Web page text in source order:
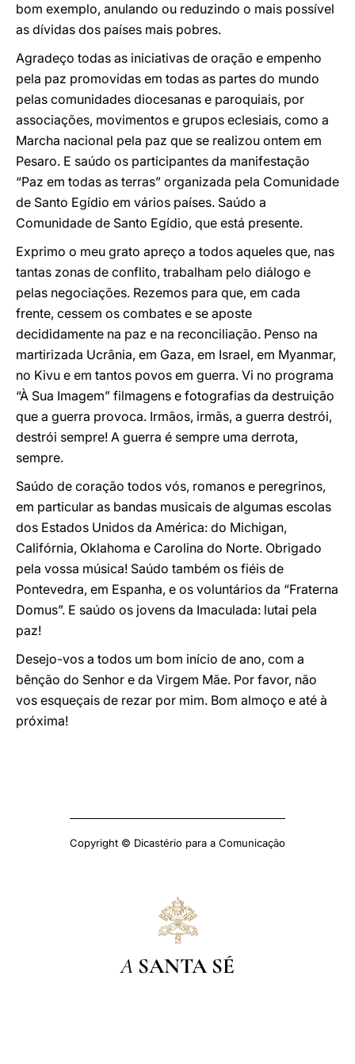
bom exemplo, anulando ou reduzindo o mais possível
as dívidas dos países mais pobres.
Agradeço todas as iniciativas de oração e empenho
pela paz promovidas em todas as partes do mundo
pelas comunidades diocesanas e paroquiais, por
associações, movimentos e grupos eclesiais, como a
Marcha nacional pela paz que se realizou ontem em
Pesaro. E saúdo os participantes da manifestação
“Paz em todas as terras” organizada pela Comunidade
de Santo Egídio em vários países. Saúdo a
Comunidade de Santo Egídio, que está presente.
Exprimo o meu grato apreço a todos aqueles que, nas
tantas zonas de conflito, trabalham pelo diálogo e
pelas negociações. Rezemos para que, em cada
frente, cessem os combates e se aposte
decididamente na paz e na reconciliação. Penso na
martirizada Ucrânia, em Gaza, em Israel, em Myanmar,
no Kivu e em tantos povos em guerra. Vi no programa
“À Sua Imagem” filmagens e fotografias da destruição
que a guerra provoca. Irmãos, irmãs, a guerra destrói,
destrói sempre! A guerra é sempre uma derrota,
sempre.
Saúdo de coração todos vós, romanos e peregrinos,
em particular as bandas musicais de algumas escolas
dos Estados Unidos da América: do Michigan,
Califórnia, Oklahoma e Carolina do Norte. Obrigado
pela vossa música! Saúdo também os fiéis de
Pontevedra, em Espanha, e os voluntários da “Fraterna
Domus”. E saúdo os jovens da Imaculada: lutai pela
paz!
Desejo-vos a todos um bom início de ano, com a
bênção do Senhor e da Virgem Mãe. Por favor, não
vos esqueçais de rezar por mim. Bom almoço e até à
próxima!
Copyright © Dicastério para a Comunicação
A SANTA SÉ